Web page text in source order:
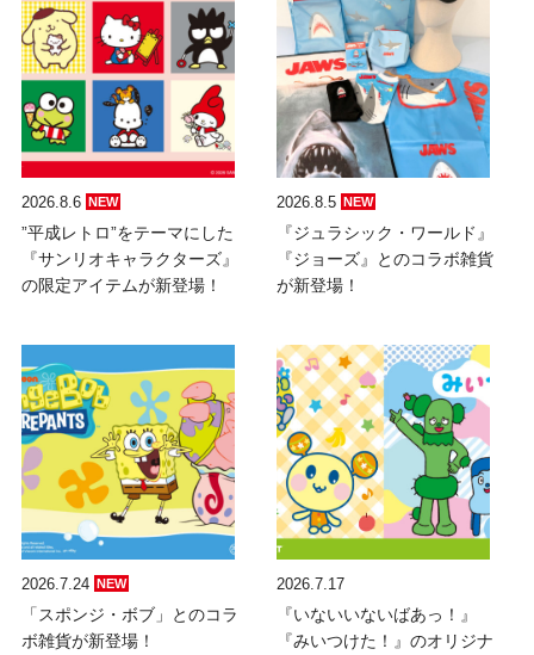
2026.8.6 NEW
”平成レトロ”をテーマにした
『サンリオキャラクターズ』
の限定アイテムが新登場！
2026.8.5 NEW
『ジュラシック・ワールド』
『ジョーズ』とのコラボ雑貨
が新登場！
2026.7.24 NEW
「スポンジ・ボブ」とのコラ
ボ雑貨が新登場！
2026.7.17
『いないいないばあっ！』
『みいつけた！』のオリジナ